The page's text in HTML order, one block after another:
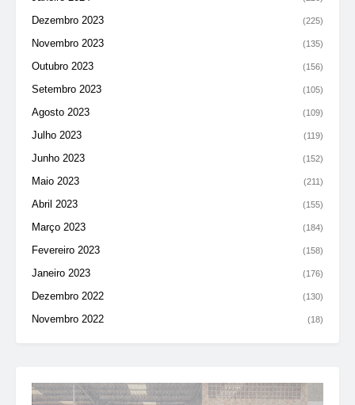
Dezembro 2023 (225)
Novembro 2023 (135)
Outubro 2023 (156)
Setembro 2023 (105)
Agosto 2023 (109)
Julho 2023 (119)
Junho 2023 (152)
Maio 2023 (211)
Abril 2023 (155)
Março 2023 (184)
Fevereiro 2023 (158)
Janeiro 2023 (176)
Dezembro 2022 (130)
Novembro 2022 (18)